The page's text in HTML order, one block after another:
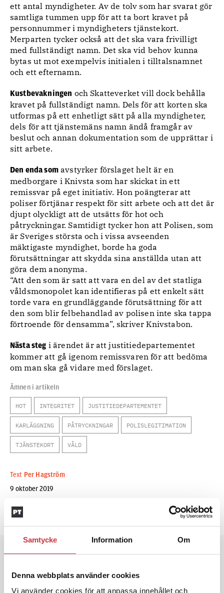
Samtycke Information Om
Denna webbplats använder cookies
Vi använder cookies för att anpassa innehållet och
ett antal myndigheter. Av de tolv som har svarat gör
samtliga tummen upp för att ta bort kravet på
personnummer i myndigheters tjänstekort.
Merparten tycker också att det ska vara frivilligt
med fullständigt namn. Det ska vid behov kunna
bytas ut mot exempelvis initialen i tilltalsnamnet
och ett efternamn.
Kustbevakningen och Skatteverket vill dock behålla
kravet på fullständigt namn. Dels för att korten ska
utformas på ett enhetligt sätt på alla myndigheter,
dels för att tjänstemäns namn ändå framgår av
beslut och annan dokumentation som de upprättar i
sitt arbete.
Den enda somavstyrker förslaget helt är en
medborgare i Knivsta som har skickat in ett
remissvar på eget initiativ. Hon poängterar att
poliser förtjänar respekt för sitt arbete och att det är
djupt olyckligt att de utsätts för hot och
påtryckningar. Samtidigt tycker hon att Polisen, som
är Sveriges största och i vissa avseenden
mäktigaste myndighet, borde ha goda
förutsättningar att skydda sina anställda utan att
göra dem anonyma.
“Att den som är satt att vara en del av det statliga
våldsmonopolet kan identifieras på ett enkelt sätt
torde vara en grundläggande förutsättning för att
den som blir felbehandlad av polisen inte ska tappa
förtroende för densamma”, skriver Knivstabon.
Nästa steg i ärendet är att justitiedepartementet
kommer att gå igenom remissvaren för att bedöma
om man ska gå vidare med förslaget.
Ämnen i artikeln
HOT INTEGRITET JUSTITIEDEPARTEMENTET
KARLÄGGNING PÅTRYCKNINGAR POLISLEGITIMATION
TJÄNSTEKORT VÅLD
Text Per Hagström
9 oktober 2019
Dela artikel: E-post
3 juni 2026
Klart: Ingångslönen höjs med 2 300